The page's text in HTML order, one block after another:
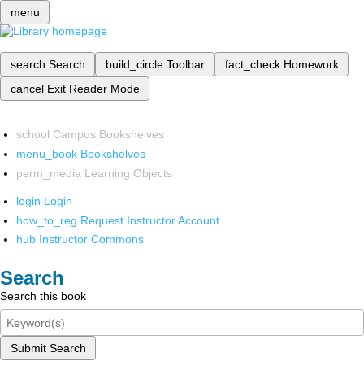
menu
search Search build_circle Toolbar fact_check Homework
cancel Exit Reader Mode
school Campus Bookshelves
menu_book Bookshelves
perm_media Learning Objects
login Login
how_to_reg Request Instructor Account
hub Instructor Commons
Search
Search this book
Submit Search